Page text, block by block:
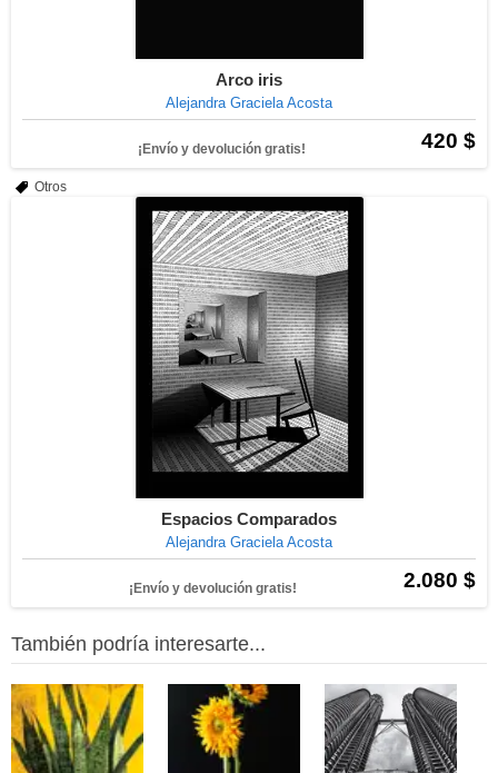
Arco iris
Alejandra Graciela Acosta
420 $
¡Envío y devolución gratis!
Otros
Espacios Comparados
Alejandra Graciela Acosta
2.080 $
¡Envío y devolución gratis!
También podría interesarte...